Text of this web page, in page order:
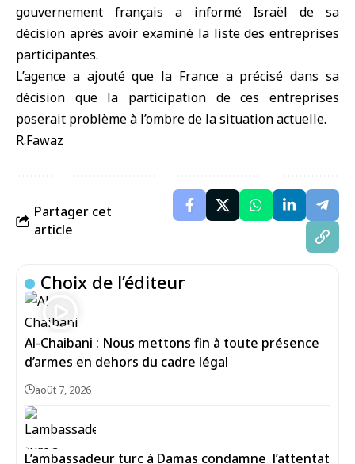
gouvernement français a informé Israël de sa
décision après avoir examiné la liste des entreprises
participantes.
L’agence a ajouté que la France a précisé dans sa
décision que la participation de ces entreprises
poserait problème à l’ombre de la situation actuelle.
R.Fawaz
Partager cet
article
Choix de l’éditeur
Al-Chaibani : Nous mettons fin à toute présence
d’armes en dehors du cadre légal
août 7, 2026
L’ambassadeur turc à Damas condamne l’attentat